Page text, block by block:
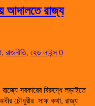
আদালতে রাজ্য
, রাজনীতি, হেড লাইন্স0
সরকারের বিরুদ্ধে লড়াইতে
চৌধুরীর সাফ কথা, রাজ্য